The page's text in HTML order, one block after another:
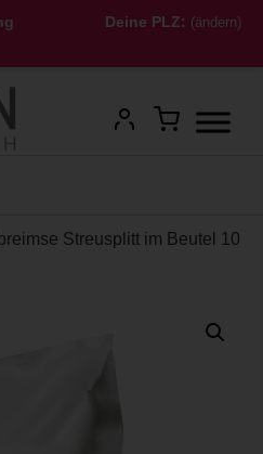
Deine PLZ: (ändern)
Streusplitt im Beutel 10